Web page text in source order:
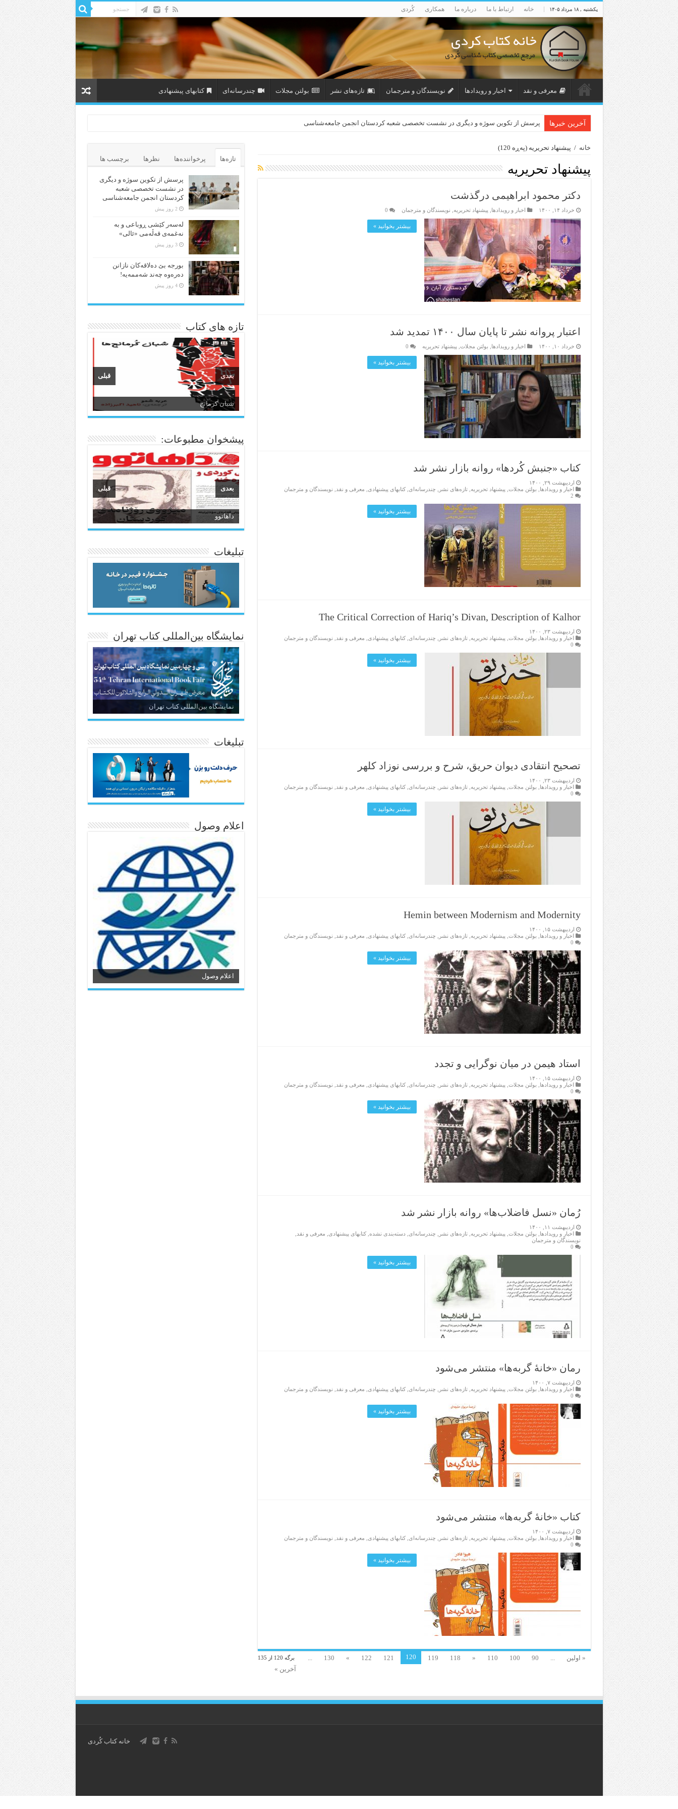
یکشنبه , ۱۸ مرداد ۱۴۰۵ خانه ارتباط با ما درباره ما همکاری کُردی
معرفی و نقد اخبار و رویدادها نویسندگان و مترجمان تازەهای نشر بولتن مجلات چندرسانه‌ای کتابهای پیشنهادی
آخرین خبرها پرسش از تکوین سوژه و دیگری در نشست تخصصی شعبه کردستان انجمن جامعه‌شناسی
خانه / پیشنهاد تحریریه (پەڕە 120)
پیشنهاد تحریریه
دکتر محمود ابراهیمی درگذشت
خرداد ۱۴, ۱۴۰۰ اخبار و رویدادها پیشنهاد تحریریه نویسندگان و مترجمان 0
بیشتر بخوانید »
اعتبار پروانه نشر تا پایان سال ۱۴۰۰ تمدید شد
خرداد ۱۰, ۱۴۰۰ اخبار و رویدادها بولتن مجلات پیشنهاد تحریریه 0
بیشتر بخوانید »
کتاب «جنبش کُردها» روانه بازار نشر شد
اردیبهشت ۲۹, ۱۴۰۰
اخبار و رویدادها
بولتن مجلات پیشنهاد تحریریه ,تازەهای نشر چندرسانه‌ای ,کتابهای پیشنهادی معرفی و نقد
نویسندگان و مترجمان
2
بیشتر بخوانید »
The Critical Correction of Hariq’s Divan, Description of Kalhor
اردیبهشت ۲۳, ۱۴۰۰
اخبار و رویدادها
بولتن مجلات پیشنهاد تحریریه ,تازەهای نشر چندرسانه‌ای ,کتابهای پیشنهادی معرفی و نقد
نویسندگان و مترجمان
0
بیشتر بخوانید »
تصحیح انتقادی دیوان حریق، شرح و بررسی نوزاد کلهر
اردیبهشت ۲۳, ۱۴۰۰
اخبار و رویدادها
بولتن مجلات پیشنهاد تحریریه ,تازەهای نشر چندرسانه‌ای ,کتابهای پیشنهادی معرفی و نقد
نویسندگان و مترجمان
0
بیشتر بخوانید »
Hemin between Modernism and Modernity
اردیبهشت ۱۵, ۱۴۰۰
اخبار و رویدادها
بولتن مجلات پیشنهاد تحریریه ,تازەهای نشر چندرسانه‌ای ,کتابهای پیشنهادی معرفی و نقد
نویسندگان و مترجمان
0
بیشتر بخوانید »
استاد هیمن در میان نوگرایی و تجدد
اردیبهشت ۱۵, ۱۴۰۰
اخبار و رویدادها
بولتن مجلات پیشنهاد تحریریه ,تازەهای نشر چندرسانه‌ای ,کتابهای پیشنهادی معرفی و نقد
نویسندگان و مترجمان
0
بیشتر بخوانید »
رُمان «نسل فاضلاب‌ها» روانه بازار نشر شد
اردیبهشت ۱۱, ۱۴۰۰
اخبار و رویدادها
بولتن مجلات پیشنهاد تحریریه ,تازەهای نشر چندرسانه‌ای دسته‌بندی نشده ,کتابهای پیشنهادی معرفی و نقد
نویسندگان و مترجمان
0
بیشتر بخوانید »
رمان «خانهٔ گربه‌ها» منتشر می‌شود
اردیبهشت ۷, ۱۴۰۰
اخبار و رویدادها
بولتن مجلات پیشنهاد تحریریه ,تازەهای نشر چندرسانه‌ای ,کتابهای پیشنهادی معرفی و نقد
نویسندگان و مترجمان
0
بیشتر بخوانید »
کتاب «خانهٔ گربه‌ها» منتشر می‌شود
اردیبهشت ۷, ۱۴۰۰
اخبار و رویدادها
بولتن مجلات پیشنهاد تحریریه ,تازەهای نشر چندرسانه‌ای ,کتابهای پیشنهادی معرفی و نقد
نویسندگان و مترجمان
0
بیشتر بخوانید »
برگه 120 از 135 « اولین ...
90
100
110
«
118
119
120
121
122
»
130
...
آخرین »
تازه‌ها پرخواننده‌ها نظرها برچسب ها
پرسش از تکوین سوژه و دیگری
در نشست تخصصی شعبه
کردستان انجمن جامعه‌شناسی
2 روز پیش
لەسەر کێشی ڕوباعی و به
نەغمەی قەڵەمی «ئالی»
3 روز پیش
بورجە بێ دەلاقەکان نازانن
دەرەوە چەند شەممەیە!
4 روز پیش
تازه های کتاب
زبان و ادبیات کردی
قبلی بعدی
پیشخوان مطبوعات:
سیروان
قبلی بعدی
تبلیغات
نمایشگاه بین‌المللی کتاب تهران
نمایشگاه بین‌المللی کتاب تهران
تبلیغات
اعلام وصول
اعلام وصول
خانه کتاب كُردی